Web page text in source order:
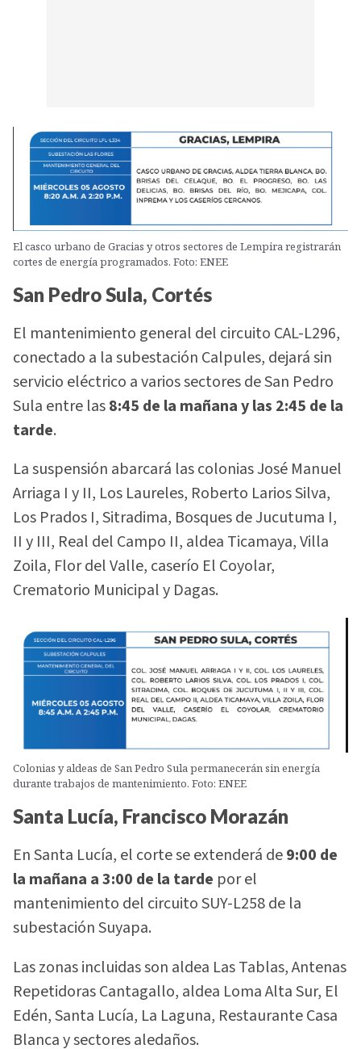
El casco urbano de Gracias y otros sectores de Lempira registrarán
cortes de energía programados. Foto: ENEE
San Pedro Sula, Cortés
El mantenimiento general del circuito CAL-L296,
conectado a la subestación Calpules, dejará sin
servicio eléctrico a varios sectores de San Pedro
Sula entre las8:45 de la mañana y las 2:45 de la
tarde.
La suspensión abarcará las colonias José Manuel
Arriaga I y II, Los Laureles, Roberto Larios Silva,
Los Prados I, Sitradima, Bosques de Jucutuma I,
II y III, Real del Campo II, aldea Ticamaya, Villa
Zoila, Flor del Valle, caserío El Coyolar,
Crematorio Municipal y Dagas.
Colonias y aldeas de San Pedro Sula permanecerán sin energía
durante trabajos de mantenimiento. Foto: ENEE
Santa Lucía, Francisco Morazán
En Santa Lucía, el corte se extenderá de9:00 de
la mañana a 3:00 de la tarde por el
mantenimiento del circuito SUY-L258 de la
subestación Suyapa.
Las zonas incluidas son aldea Las Tablas, Antenas
Repetidoras Cantagallo, aldea Loma Alta Sur, El
Edén, Santa Lucía, La Laguna, Restaurante Casa
Blanca y sectores aledaños.